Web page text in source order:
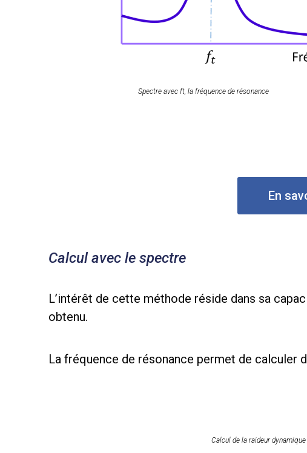
Spectre avec ft, la fréquence de résonance
En
Calcul avec le spectre
L’intérêt de cette méthode réside dans sa
obtenu.
La fréquence de résonance permet de calculer
Calcul de la raideur